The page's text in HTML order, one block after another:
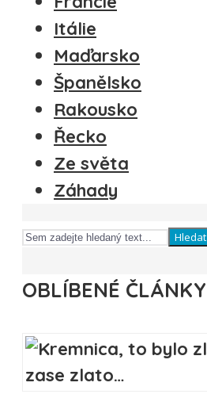
Itálie
Maďarsko
Španělsko
Rakousko
Řecko
Ze světa
Záhady
Hledat
OBLÍBENÉ ČLÁNKY